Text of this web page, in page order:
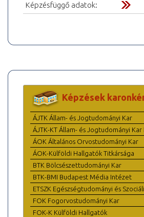
Képzésfüggő adatok:
Képzések
ÁJTK Állam- és Jogtudományi Kar
ÁJTK-KT Állam- és Jogtudományi
ÁOK Általános Orvostudományi Kar
ÁOK-Külföldi Hallgatók Titkársága
BTK Bölcsészettudományi Kar
BTK-BMI Budapest Média Intézet
ETSZK Egészségtudományi és
FOK Fogorvostudományi Kar
FOK-K Külföldi Hallgatók